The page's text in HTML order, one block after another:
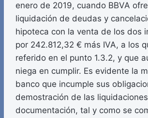
enero de 2019, cuando BBVA
liquidación de deudas y
hipoteca con la venta de los dos
por 242.812,32 € más IVA, a los
referido en el punto 1.3.2, y que
niega en cumplir. Es evidente la
banco que incumple sus
demostración de las
documentación, tal y como se